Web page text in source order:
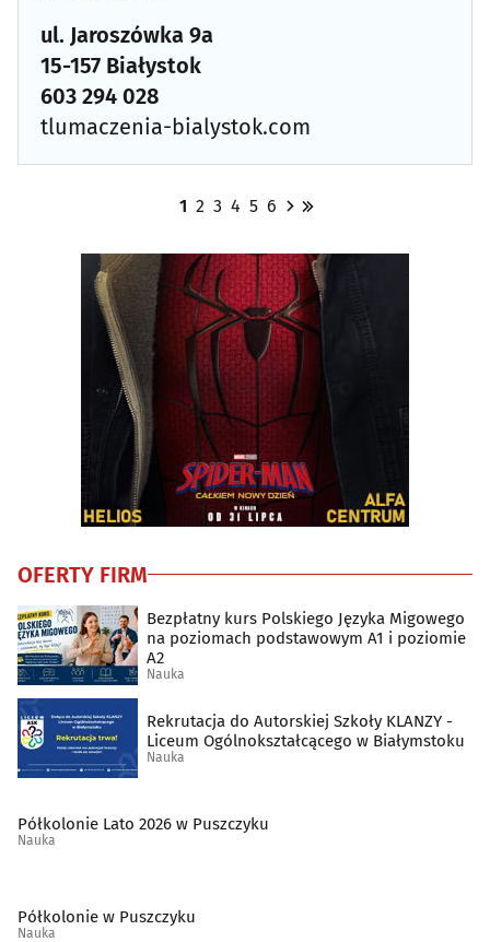
ul. Jaroszówka 9a
15-157 Białystok
603 294 028
tlumaczenia-bialystok.com
1 2 3 4 5 6
OFERTY FIRM
Bezpłatny kurs Polskiego Języka Migowego
na poziomach podstawowym A1 i poziomie
A2
Nauka
Rekrutacja do Autorskiej Szkoły KLANZY -
Liceum Ogólnokształcącego w Białymstoku
Nauka
Półkolonie Lato 2026 w Puszczyku
Nauka
Półkolonie w Puszczyku
Nauka